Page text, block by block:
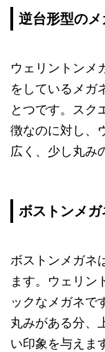
逆台形型のメ
ウェリントンメ
をしているメガ
とつです。スク
徴なのに対し、
広く、少し丸み
ボストンメ
ボストンメガネ
ます。ウェリン
ックなメガネで
丸みがある分、
い印象を与えま